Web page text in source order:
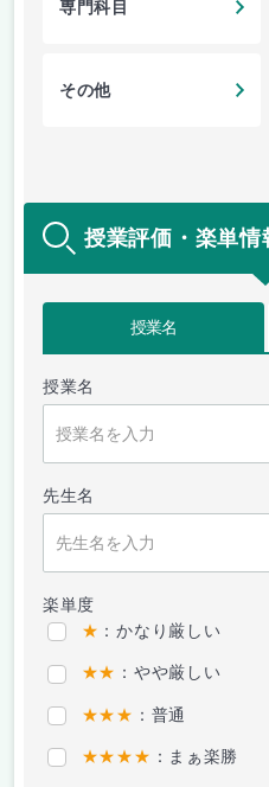
専門科目
その他
授業評価・楽単情
授業名
授業名
先生名
楽単度
★ ：かなり厳しい
★★ ：やや厳しい
★★★ ：普通
★★★★ ：まぁ楽勝